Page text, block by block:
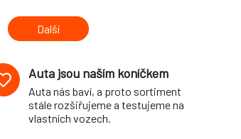
Další
Auta jsou naším koníčkem
Auta nás baví, a proto sortiment
stále rozšiřujeme a testujeme na
vlastních vozech.